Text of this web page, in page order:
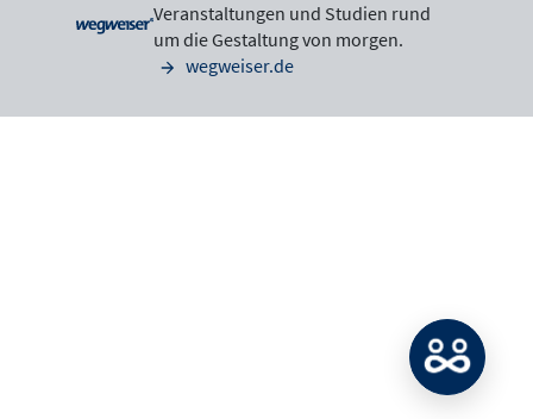
Veranstaltungen und Studien rund
um die Gestaltung von morgen.
wegweiser.de